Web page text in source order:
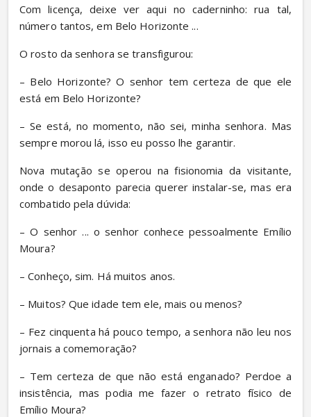
Com licença, deixe ver aqui no caderninho: rua tal,
número tantos, em Belo Horizonte ...
O rosto da senhora se transfigurou:
– Belo Horizonte? O senhor tem certeza de que ele
está em Belo Horizonte?
– Se está, no momento, não sei, minha senhora. Mas
sempre morou lá, isso eu posso lhe garantir.
Nova mutação se operou na fisionomia da visitante,
onde o desaponto parecia querer instalar-se, mas era
combatido pela dúvida:
– O senhor ... o senhor conhece pessoalmente Emílio
Moura?
– Conheço, sim. Há muitos anos.
– Muitos? Que idade tem ele, mais ou menos?
– Fez cinquenta há pouco tempo, a senhora não leu nos
jornais a comemoração?
– Tem certeza de que não está enganado? Perdoe a
insistência, mas podia me fazer o retrato físico de
Emílio Moura?